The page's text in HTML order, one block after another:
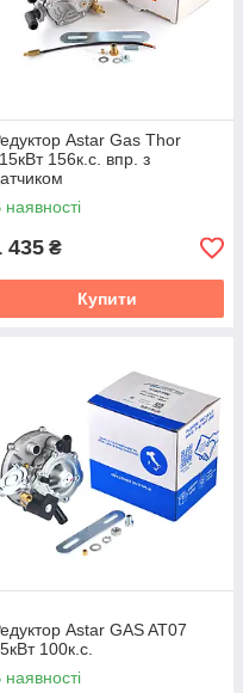
Astar Gas Thor
156к.с. впр. з
наявності
435 ₴
Купити
Astar GAS AT07
100к.с.
наявності